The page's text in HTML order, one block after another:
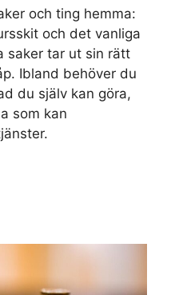
och ting hemma:
och det vanliga
saker tar ut sin rätt
Ibland behöver du
du själv kan göra,
som kan